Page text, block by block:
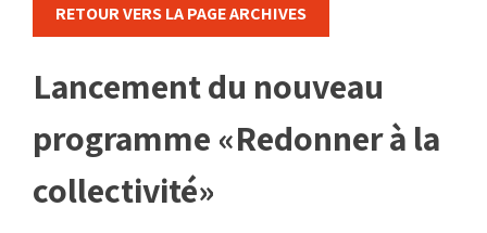
RETOUR VERS LA PAGE ARCHIVES
Lancement du nouveau
programme «Redonner à la
collectivité»